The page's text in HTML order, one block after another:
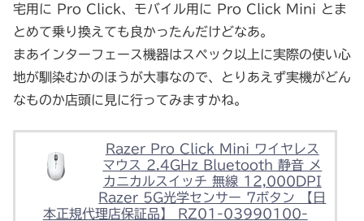
宅用に Pro Click、モバイル用に Pro Click Mini とま
とめて乗り換えても良かったんだけどなあ。
まあインターフェース機器はスペック以上に実際の使い心
地が馴染むかのほうが大事なので、とりあえず実機がどん
なものか店頭に見に行ってみますかね。
Razer Pro Click Mini ワイヤレス
マウス 2.4GHz Bluetooth 静音 メ
カニカルスイッチ 無線 12,000DPI
Razer 5G光学センサー 7ボタン 【日
本正規代理店保証品】 RZ01-03990100-